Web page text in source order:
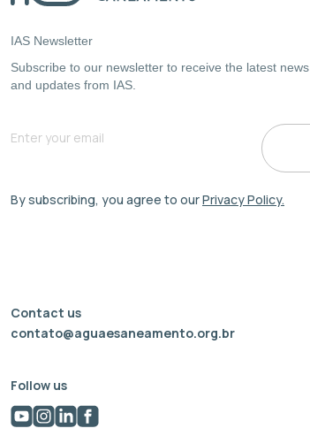
IAS Newsletter
Subscribe to our newsletter to receive the latest
and updates from IAS.
By subscribing, you agree to ourPrivacy Policy.
Contact us
contato@aguaesaneamento.org.br
Follow us